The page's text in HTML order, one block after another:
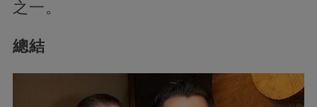
之一。
總結